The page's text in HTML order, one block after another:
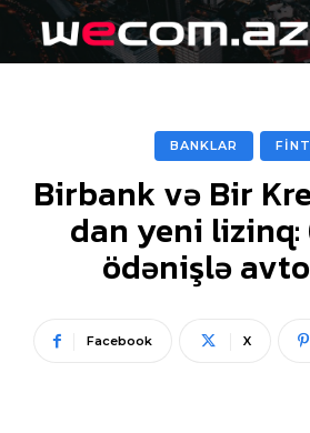
BANKLAR
Birbank və Bir
dan yeni
ödənişlə
Facebook X